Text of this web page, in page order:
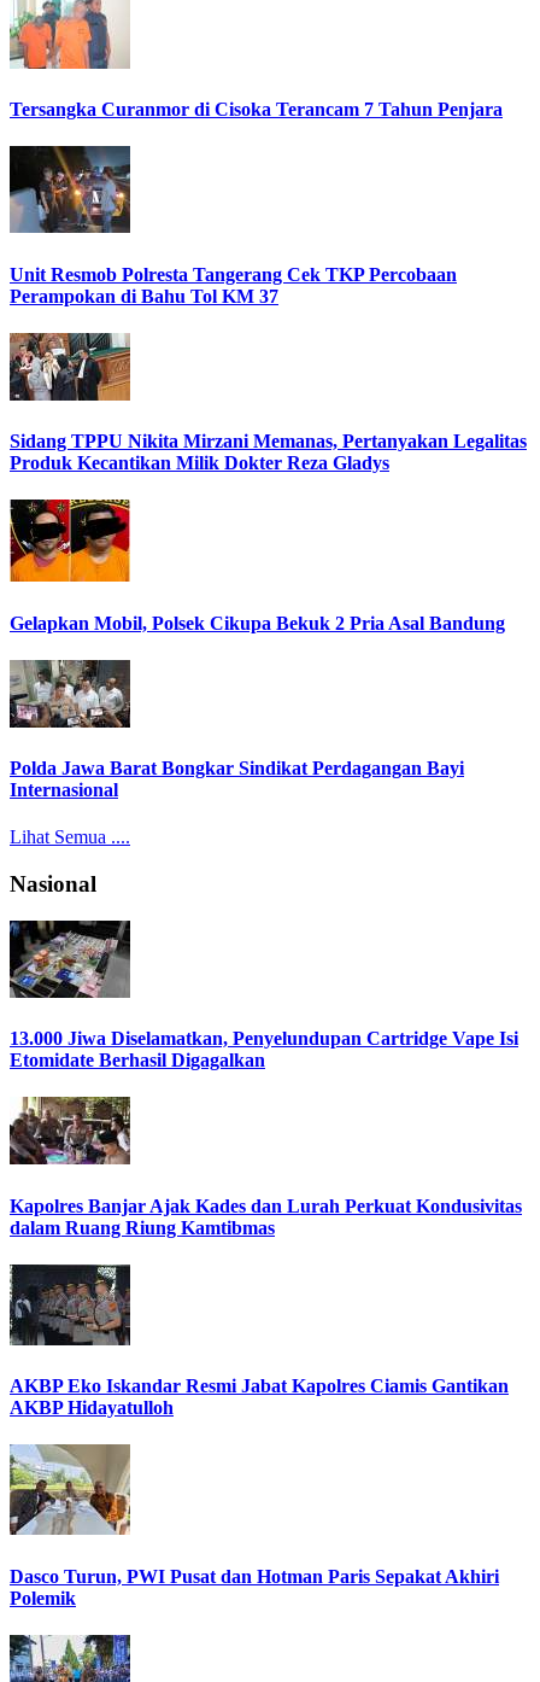
Tersangka Curanmor di Cisoka Terancam 7 Tahun Penjara
Unit Resmob Polresta Tangerang Cek TKP Percobaan
Perampokan di Bahu Tol KM 37
Sidang TPPU Nikita Mirzani Memanas, Pertanyakan Legalitas
Produk Kecantikan Milik Dokter Reza Gladys
Gelapkan Mobil, Polsek Cikupa Bekuk 2 Pria Asal Bandung
Polda Jawa Barat Bongkar Sindikat Perdagangan Bayi
Internasional
Lihat Semua ....
Nasional
13.000 Jiwa Diselamatkan, Penyelundupan Cartridge Vape Isi
Etomidate Berhasil Digagalkan
Kapolres Banjar Ajak Kades dan Lurah Perkuat Kondusivitas
dalam Ruang Riung Kamtibmas
AKBP Eko Iskandar Resmi Jabat Kapolres Ciamis Gantikan
AKBP Hidayatulloh
Dasco Turun, PWI Pusat dan Hotman Paris Sepakat Akhiri
Polemik